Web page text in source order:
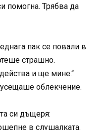
помогна. Трябва да
пак се повали в
страшно.
и ще мине.“
облекчение.
си дъщеря:
в слушалката.